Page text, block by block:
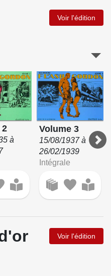
Voir l'édition
2
à
Volume 3
15/08/1937 à
26/02/1939
Intégrale
Voir l'édition